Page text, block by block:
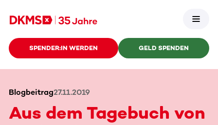
SPENDER:IN WERDEN GELD SPENDEN
Blogbeitrag27.11.2019
Aus dem Tagebuch von